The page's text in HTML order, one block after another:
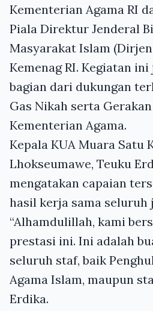
Kementerian Agama RI
Piala Direktur Jenderal
Masyarakat Islam
Kemenag RI. Kegiatan
bagian dari dukungan
Gas Nikah serta
Kementerian Agama.
Kepala KUA Muara Satu
Lhokseumawe, Teuku
mengatakan capaian
hasil kerja sama seluruh
“Alhamdulillah, kami
prestasi ini. Ini adalah
seluruh staf, baik
Agama Islam, maupun
Erdika.